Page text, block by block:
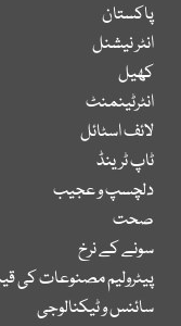
پاکستان
انٹر نیشنل
کھیل
انٹرٹینمنٹ
لائف اسٹائل
ٹاپ ٹرینڈ
دلچسپ و عجیب
صحت
سونے کے نرخ
پیٹرولیم مصنوعات کی
سائنس و ٹیکنالوجی